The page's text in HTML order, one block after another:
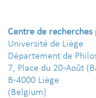
Centre de recherches
Université de Liège
Département de
7, Place du 20-Août
B-4000 Liège
(Belgium)